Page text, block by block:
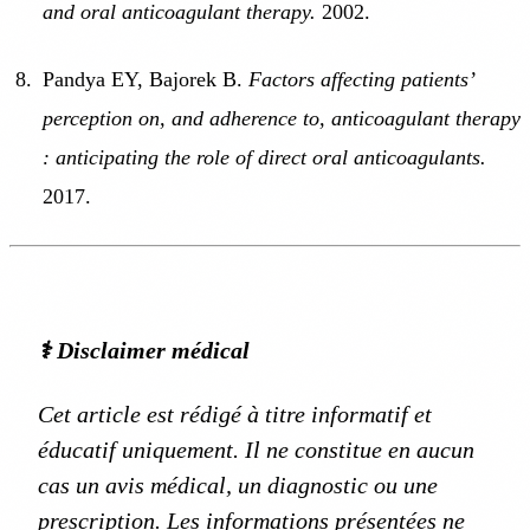
and oral anticoagulant therapy. 2002.
Pandya EY, Bajorek B. Factors affecting patients’
perception on, and adherence to, anticoagulant therapy
: anticipating the role of direct oral anticoagulants.
2017.
⚕️ Disclaimer médical
Cet article est rédigé à titre informatif et
éducatif uniquement. Il ne constitue en aucun
cas un avis médical, un diagnostic ou une
prescription. Les informations présentées ne